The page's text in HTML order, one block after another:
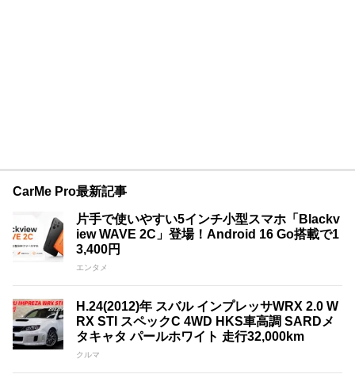
CarMe Pro最新記事
片手で使いやすい5インチ小型スマホ「Blackv
iew WAVE 2C」登場！Android 16 Go搭載で1
3,400円
エンタメ
H.24(2012)年 スバル インプレッサWRX 2.0 W
RX STI スペックC 4WD HKS車高調 SARDメ
タキャタ パールホワイト 走行32,000km
クルマ